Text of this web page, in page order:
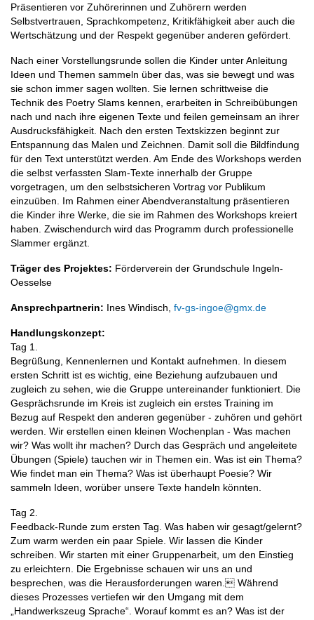
Präsentieren vor Zuhörerinnen und Zuhörern werden
Selbstvertrauen, Sprachkompetenz, Kritikfähigkeit aber auch die
Wertschätzung und der Respekt gegenüber anderen gefördert.
Nach einer Vorstellungsrunde sollen die Kinder unter Anleitung
Ideen und Themen sammeln über das, was sie bewegt und was
sie schon immer sagen wollten. Sie lernen schrittweise die
Technik des Poetry Slams kennen, erarbeiten in Schreibübungen
nach und nach ihre eigenen Texte und feilen gemeinsam an ihrer
Ausdrucksfähigkeit. Nach den ersten Textskizzen beginnt zur
Entspannung das Malen und Zeichnen. Damit soll die Bildfindung
für den Text unterstützt werden. Am Ende des Workshops werden
die selbst verfassten Slam-Texte innerhalb der Gruppe
vorgetragen, um den selbstsicheren Vortrag vor Publikum
einzuüben. Im Rahmen einer Abendveranstaltung präsentieren
die Kinder ihre Werke, die sie im Rahmen des Workshops kreiert
haben. Zwischendurch wird das Programm durch professionelle
Slammer ergänzt.
Träger des Projektes: Förderverein der Grundschule Ingeln-
Oesselse
Ansprechpartnerin: Ines Windisch, fv-gs-ingoe@gmx.de
Handlungskonzept:
Tag 1.
Begrüßung, Kennenlernen und Kontakt aufnehmen. In diesem
ersten Schritt ist es wichtig, eine Beziehung aufzubauen und
zugleich zu sehen, wie die Gruppe untereinander funktioniert. Die
Gesprächsrunde im Kreis ist zugleich ein erstes Training im
Bezug auf Respekt den anderen gegenüber - zuhören und gehört
werden. Wir erstellen einen kleinen Wochenplan - Was machen
wir? Was wollt ihr machen? Durch das Gespräch und angeleitete
Übungen (Spiele) tauchen wir in Themen ein. Was ist ein Thema?
Wie findet man ein Thema? Was ist überhaupt Poesie? Wir
sammeln Ideen, worüber unsere Texte handeln könnten.
Tag 2.
Feedback-Runde zum ersten Tag. Was haben wir gesagt/gelernt?
Zum warm werden ein paar Spiele. Wir lassen die Kinder
schreiben. Wir starten mit einer Gruppenarbeit, um den Einstieg
zu erleichtern. Die Ergebnisse schauen wir uns an und
besprechen, was die Herausforderungen waren. Während
dieses Prozesses vertiefen wir den Umgang mit dem
„Handwerkszeug Sprache“. Worauf kommt es an? Was ist der